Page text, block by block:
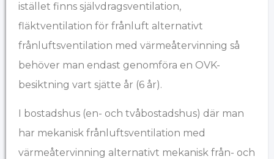
istället finns självdragsventilation,
fläktventilation för frånluft alternativt
frånluftsventilation med värmeåtervinning så
behöver man endast genomföra en OVK-
besiktning vart sjätte år (6 år).
I bostadshus (en- och tvåbostadshus) där man
har mekanisk frånluftsventilation med
värmeåtervinning alternativt mekanisk från- och